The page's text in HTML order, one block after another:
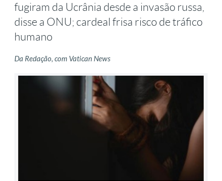
fugiram da Ucrânia desde a invasão russa,
disse a ONU; cardeal frisa risco de tráfico
humano
Da Redação, com Vatican News